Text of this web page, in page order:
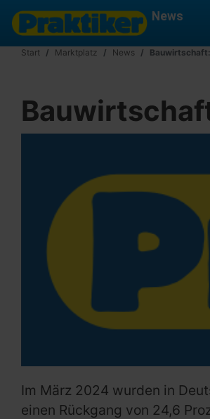
News
Start Marktplatz News
Im März 2024 wurden in
einen Rückgang von 24,6